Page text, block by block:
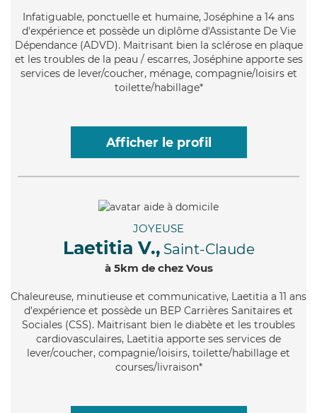
Infatiguable, ponctuelle et humaine, Joséphine a 14 ans
d'expérience et possède un diplôme d'Assistante De Vie
Dépendance (ADVD). Maitrisant bien la sclérose en plaque
et les troubles de la peau / escarres, Joséphine apporte ses
services de lever/coucher, ménage, compagnie/loisirs et
toilette/habillage*
Afficher le profil
JOYEUSE
Laetitia V., Saint-Claude
à 5km de chez Vous
Chaleureuse, minutieuse et communicative, Laetitia a 11 ans
d'expérience et possède un BEP Carrières Sanitaires et
Sociales (CSS). Maitrisant bien le diabète et les troubles
cardiovasculaires, Laetitia apporte ses services de
lever/coucher, compagnie/loisirs, toilette/habillage et
courses/livraison*